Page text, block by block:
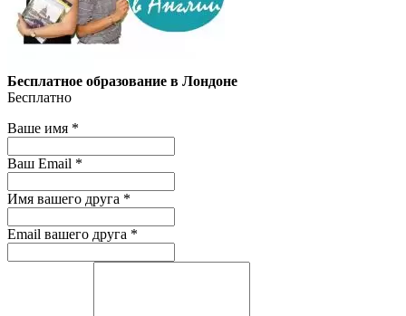
Бесплатное образование в Лондоне
Бесплатно
Ваше имя *
Ваш Email *
Имя вашего друга *
Email вашего друга *